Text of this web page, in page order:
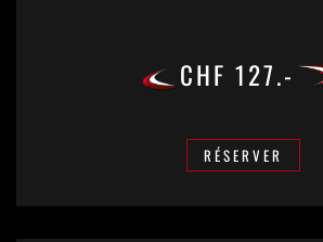
CHF 127.-
RÉSERVER